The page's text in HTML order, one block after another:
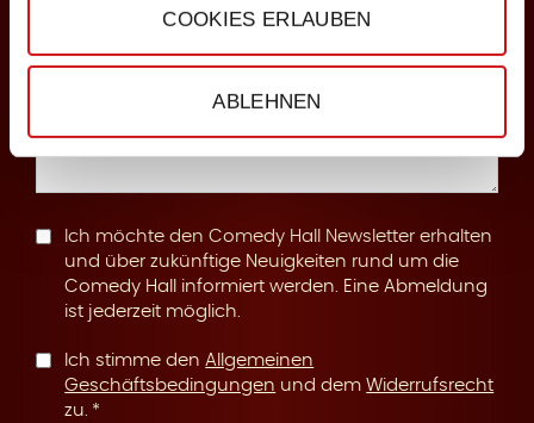
COOKIES ERLAUBEN
ABLEHNEN
n
gIch möchte den Comedy Hall Newsletter erhalten
und über zukünftige Neuigkeiten rund um die
Comedy Hall informiert werden. Eine Abmeldung
ist jederzeit möglich.
Ich stimme denAllgemeinen
Geschäftsbedingungen und demWiderrufsrecht
zu.